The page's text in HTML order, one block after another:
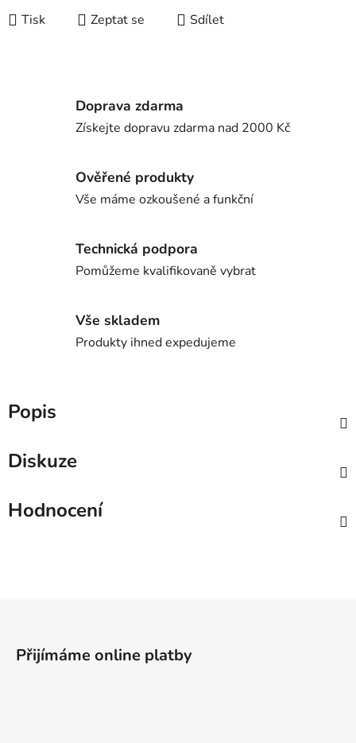
Tisk Zeptat se Sdílet
Doprava zdarma
Získejte dopravu zdarma nad 2000 Kč
Ověřené produkty
Vše máme ozkoušené a funkční
Technická podpora
Pomůžeme kvalifikovaně vybrat
Vše skladem
Produkty ihned expedujeme
Popis
Diskuze
Hodnocení
Přijímáme online platby